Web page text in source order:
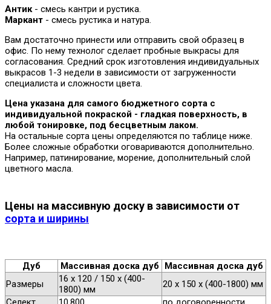
Антик- смесь кантри и рустика.
Маркант - смесь рустика и натура.
Вам достаточно принести или отправить свой образец в
офис. По нему технолог сделает пробные выкрасы для
согласования. Средний срок изготовления индивидуальных
выкрасов 1-3 недели в зависимости от загруженности
специалиста и сложности цвета.
Цена указана для самого бюджетного сорта с
индивидуальной покраской - гладкая поверхность, в
любой тонировке, под бесцветным лаком.
На остальные сорта цены определяются по таблице ниже.
Более сложные обработки оговариваются дополнительно.
Например, патинирование, морение, дополнительный слой
цветного масла.
Цены на массивную доску в зависимости от
сорта и ширины
Дуб Массивная доска дуб
Массивная доска дуб
Размеры
16 х 120 / 150 х (400-
1800) мм
20 х 150 х (400-1800) мм